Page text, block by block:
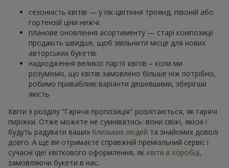
сезонність квітів — у пік цвітіння троянд, півоній або
гортензій ціни нижчі.
планове оновлення асортименту — старі композиції
продають швидше, щоб звільнити місце для нових
авторських букетів.
надходження великої партії квітів – коли ми
розуміємо, що квітів замовлено більше ніж потрібно,
робимо привабливі варіанти дешевшими, зберігши
якість
Квіти з розділу “Гаряча пропозиція" розлітаються, як гарячі
пиріжки. Отже можете не сумніватись: вони свіжі, якісні і
будуть радувати ваших близьких людей та знайомих доволі
довго. А ще ви отримаєте справжній преміальний сервіс і
сучасні ідеї квіткового оформлення, як квіти в коробці,
замовляючи букети в нас.